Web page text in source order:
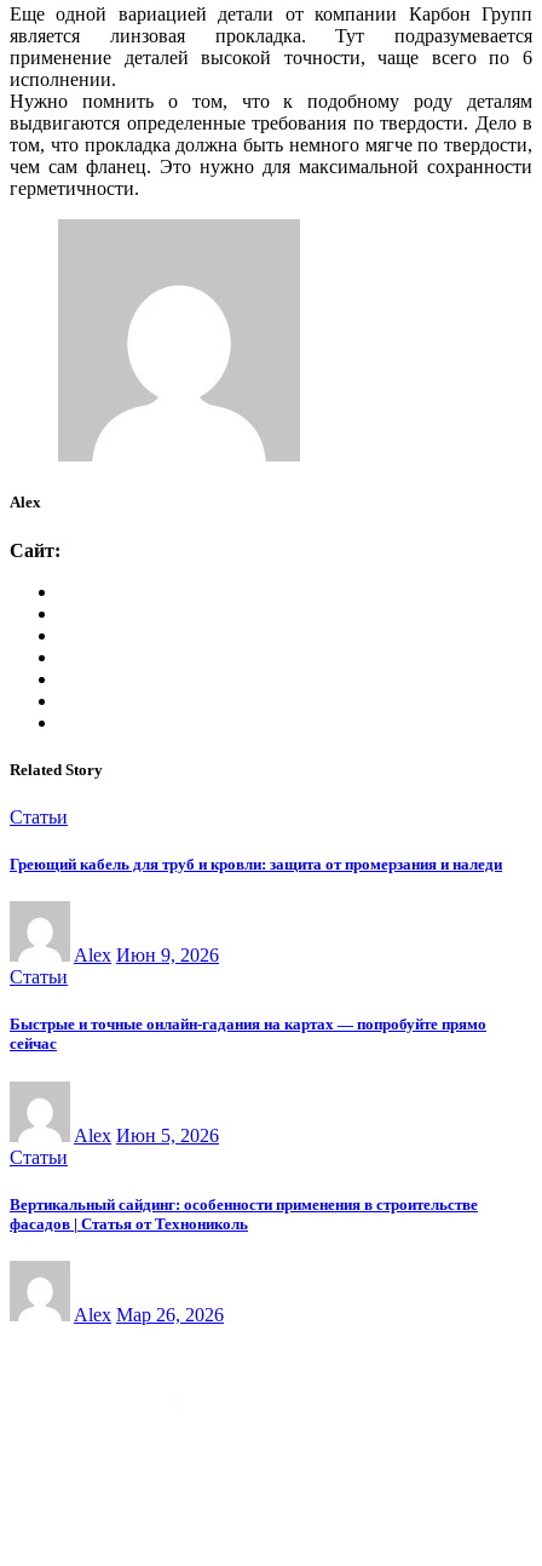
Еще одной вариацией детали от компании Карбон Групп
является линзовая прокладка. Тут подразумевается
применение деталей высокой точности, чаще всего по 6
исполнении.
Нужно помнить о том, что к подобному роду деталям
выдвигаются определенные требования по твердости. Дело в
том, что прокладка должна быть немного мягче по твердости,
чем сам фланец. Это нужно для максимальной сохранности
герметичности.
Alex
Сайт:
Related Story
Статьи
Греющий кабель для труб и кровли: защита от промерзания и наледи
Alex Июн 9, 2026
Статьи
Быстрые и точные онлайн-гадания на картах — попробуйте прямо
сейчас
Alex Июн 5, 2026
Статьи
Вертикальный сайдинг: особенности применения в строительстве
фасадов | Статья от Технониколь
Alex Мар 26, 2026